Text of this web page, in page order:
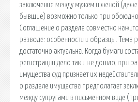
заключение между мужем и женой (даже
бывшие) возможно только при
Соглашение о разделе совместно
разводе: особенности и образцы. Тема
достаточно актуальна. Когда бумаги
регистрации дело так и не дошло, при
имущества суд признает их
о разделе имущества предполагает
между супругами в письменном виде